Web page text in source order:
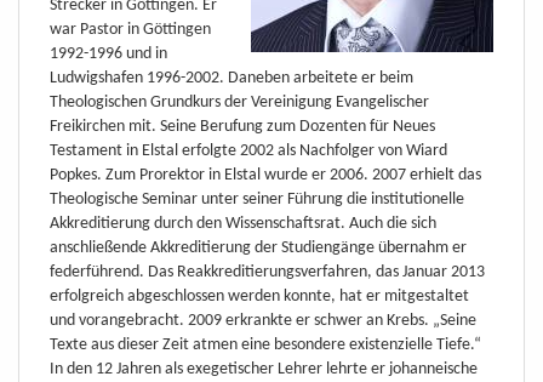
Strecker in Göttingen. Er
war Pastor in Göttingen
1992-1996 und in
Ludwigshafen 1996-2002. Daneben arbeitete er beim
Theologischen Grundkurs der Vereinigung Evangelischer
Freikirchen mit. Seine Berufung zum Dozenten für Neues
Testament in Elstal erfolgte 2002 als Nachfolger von Wiard
Popkes. Zum Prorektor in Elstal wurde er 2006. 2007 erhielt das
Theologische Seminar unter seiner Führung die institutionelle
Akkreditierung durch den Wissenschaftsrat. Auch die sich
anschließende Akkreditierung der Studiengänge übernahm er
federführend. Das Reakkreditierungsverfahren, das Januar 2013
erfolgreich abgeschlossen werden konnte, hat er mitgestaltet
und vorangebracht. 2009 erkrankte er schwer an Krebs. „Seine
Texte aus dieser Zeit atmen eine besondere existenzielle Tiefe.“
In den 12 Jahren als exegetischer Lehrer lehrte er johanneische